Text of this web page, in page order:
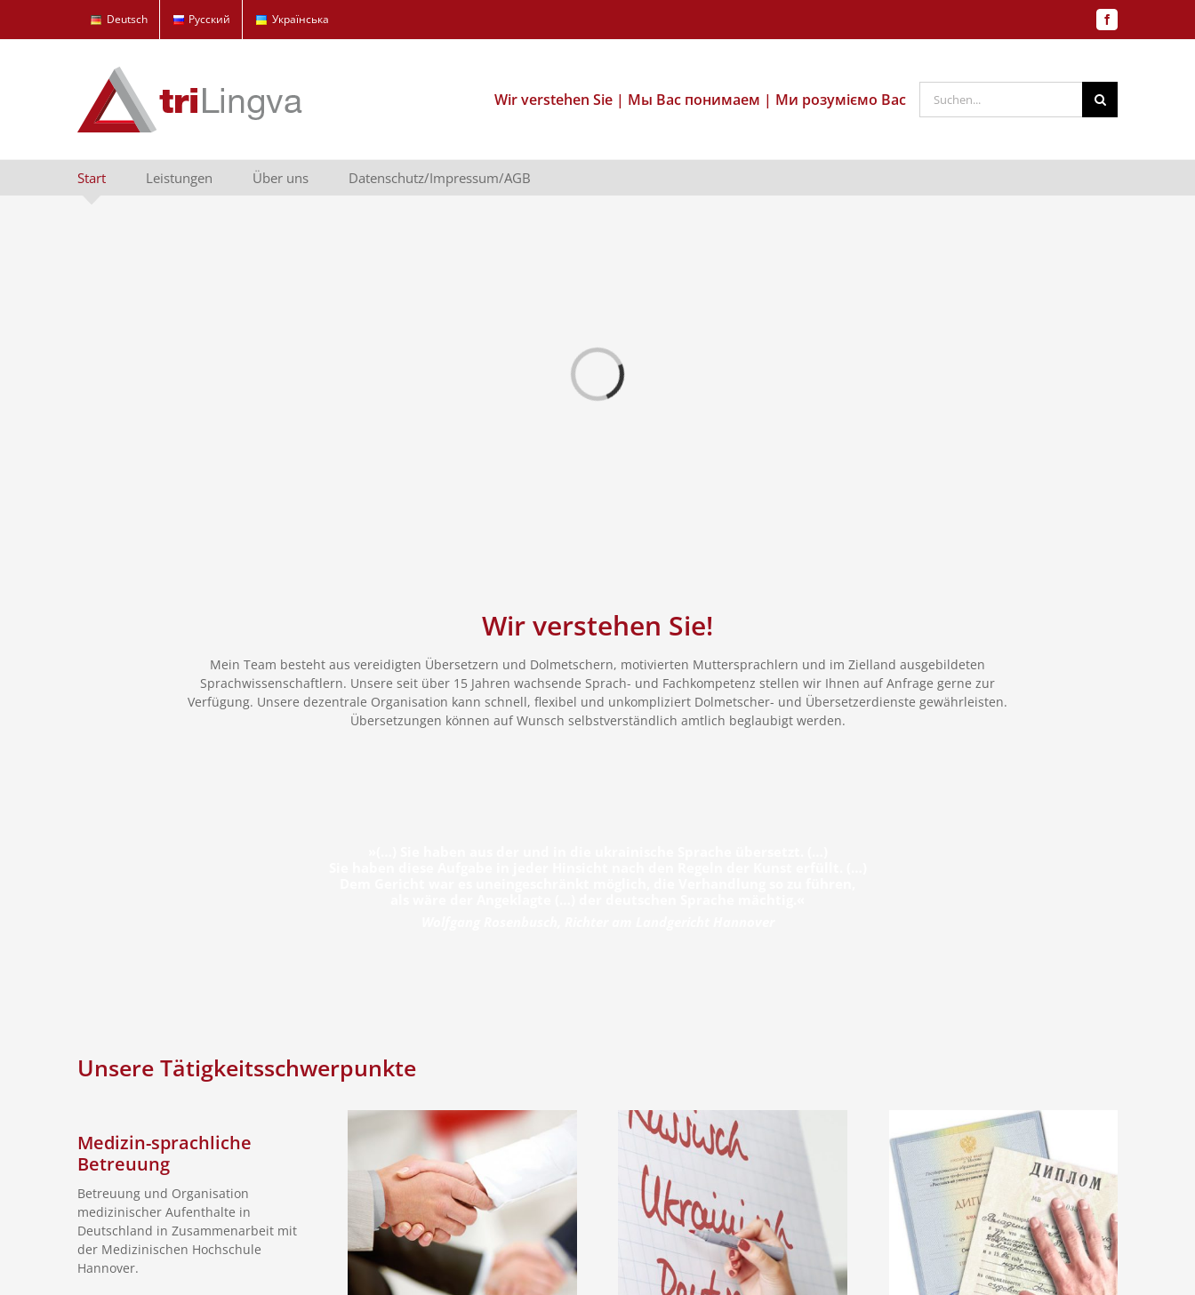
Deutsch Русский Українська Facebook
Wir verstehen Sie | Мы Вас понимаем | Ми розуміємо Вас
nach:
Start Leistungen Über uns Datenschutz/Impressum/AGB
Laden...
Wir verstehen Sie!
Mein Team besteht aus vereidigten Übersetzern und Dolmetschern, motivierten Muttersprachlern und im Zielland ausgebildeten
Sprachwissenschaftlern. Unsere seit über 15 Jahren wachsende Sprach- und Fachkompetenz stellen wir Ihnen auf Anfrage gerne zur
Verfügung. Unsere dezentrale Organisation kann schnell, flexibel und unkompliziert Dolmetscher- und Übersetzerdienste gewährleisten.
Übersetzungen können auf Wunsch selbstverständlich amtlich beglaubigt werden.
Unsere Tätigkeitsschwerpunkte
Medizin-sprachliche
Betreuung
Betreuung und Organisation
medizinischer Aufenthalte in
Deutschland in Zusammenarbeit mit
der Medizinischen Hochschule
Hannover.